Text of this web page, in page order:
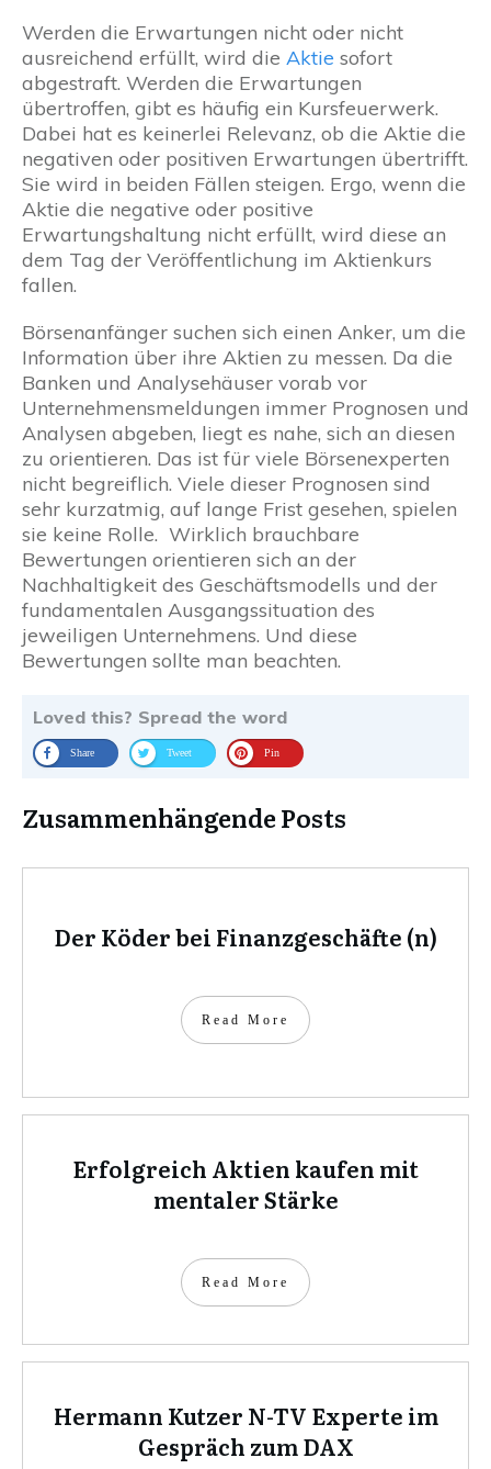
Werden die Erwartungen nicht oder nicht
ausreichend erfüllt, wird die Aktie sofort
abgestraft. Werden die Erwartungen
übertroffen, gibt es häufig ein Kursfeuerwerk.
Dabei hat es keinerlei Relevanz, ob die Aktie die
negativen oder positiven Erwartungen übertrifft.
Sie wird in beiden Fällen steigen. Ergo, wenn die
Aktie die negative oder positive
Erwartungshaltung nicht erfüllt, wird diese an
dem Tag der Veröffentlichung im Aktienkurs
fallen.
Börsenanfänger suchen sich einen Anker, um die
Information über ihre Aktien zu messen. Da die
Banken und Analysehäuser vorab vor
Unternehmensmeldungen immer Prognosen und
Analysen abgeben, liegt es nahe, sich an diesen
zu orientieren. Das ist für viele Börsenexperten
nicht begreiflich. Viele dieser Prognosen sind
sehr kurzatmig, auf lange Frist gesehen, spielen
sie keine Rolle. Wirklich brauchbare
Bewertungen orientieren sich an der
Nachhaltigkeit des Geschäftsmodells und der
fundamentalen Ausgangssituation des
jeweiligen Unternehmens. Und diese
Bewertungen sollte man beachten.
Loved this? Spread the word
Share Tweet Pin
Zusammenhängende Posts
Der Köder bei Finanzgeschäfte (n)
Read More
Erfolgreich Aktien kaufen mit
mentaler Stärke
Read More
Hermann Kutzer N-TV Experte im
Gespräch zum DAX